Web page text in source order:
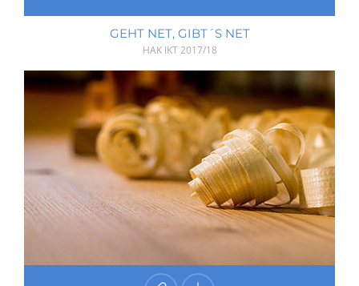
GEHT NET, GIBT´S NET
HAK IKT2017/18